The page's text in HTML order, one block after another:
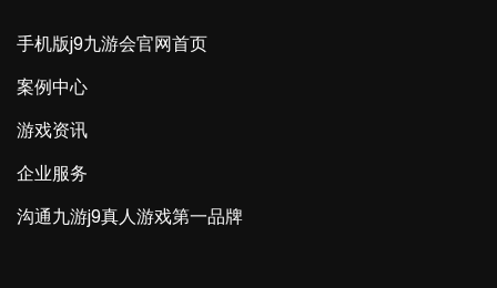
手机版j9九游会官网首页
案例中心
游戏资讯
企业服务
沟通九游j9真人游戏第一品牌